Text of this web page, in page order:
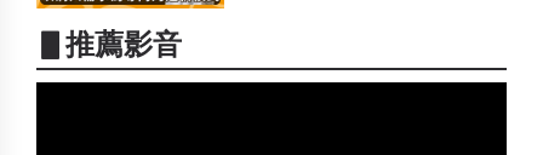
▋推薦影音